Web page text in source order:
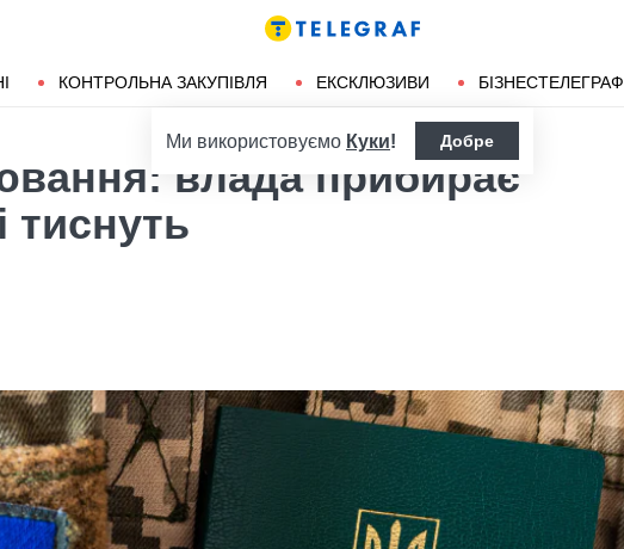
КОНТРОЛЬНА ЗАКУПІВЛЯ ЕКСКЛЮЗИВИ БІЗНЕСТЕЛЕГРАФ
Ми використовуємо Куки! Добре
влада прибирає
тиснуть